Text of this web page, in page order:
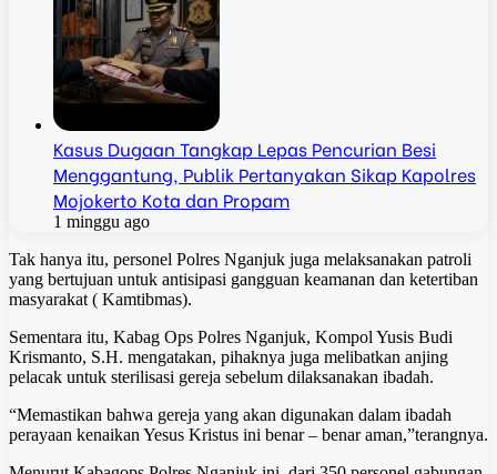
Kasus Dugaan Tangkap Lepas Pencurian Besi
Menggantung, Publik Pertanyakan Sikap Kapolres
Mojokerto Kota dan Propam
1 minggu ago
Tak hanya itu, personel Polres Nganjuk juga melaksanakan patroli
yang bertujuan untuk antisipasi gangguan keamanan dan ketertiban
masyarakat ( Kamtibmas).
Sementara itu, Kabag Ops Polres Nganjuk, Kompol Yusis Budi
Krismanto, S.H. mengatakan, pihaknya juga melibatkan anjing
pelacak untuk sterilisasi gereja sebelum dilaksanakan ibadah.
“Memastikan bahwa gereja yang akan digunakan dalam ibadah
perayaan kenaikan Yesus Kristus ini benar – benar aman,”terangnya.